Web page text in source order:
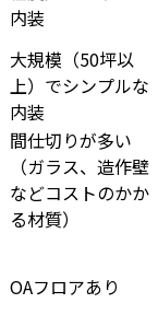
内装
大規模（50坪以
上）でシンプルな
内装
間仕切りが多い
（ガラス、造作壁
などコストのかか
る材質）
OAフロアあり